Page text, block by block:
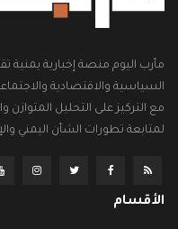
مأرب اليوم منصة إخبارية يمنية
السياسية والاقتصادية
مع التركيز على التحليل
لمتابعة تطورات الشأن اليمني
الأقسام